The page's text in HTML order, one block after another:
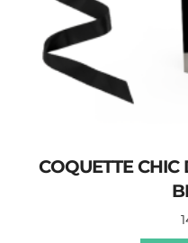
COQUETTE CHIC